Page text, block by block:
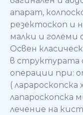
апарат,
резектоскоп и
малки и
Освен
в структурата
операции при:
(
лапароскопска
лечение на